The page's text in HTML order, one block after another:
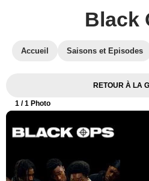
Black
Accueil Saisons et Episodes
RETOUR À LA
1 / 1 Photo